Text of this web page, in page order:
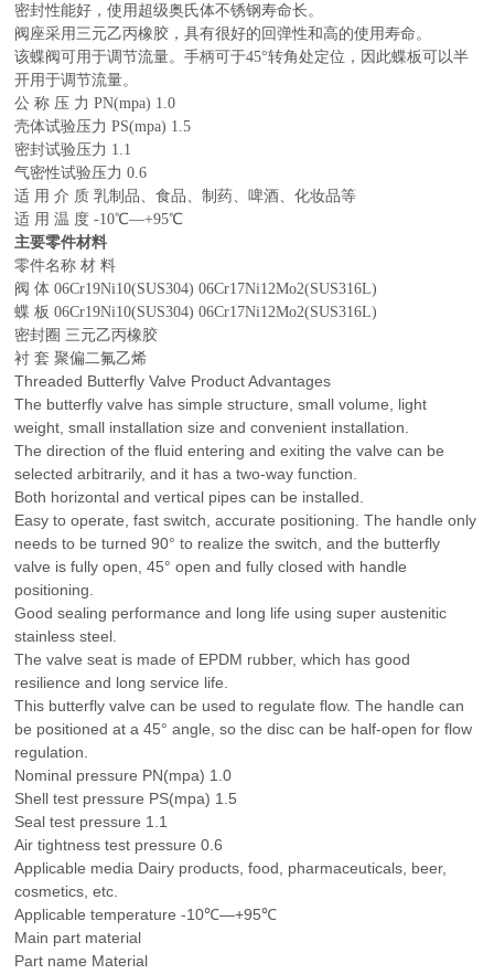
密封性能好，使用超级奥氏体不锈钢寿命长。
阀座采用三元乙丙橡胶，具有很好的回弹性和高的使用寿命。
该蝶阀可用于调节流量。手柄可于45°转角处定位，因此蝶板可以半
开用于调节流量。
公 称 压 力 PN(mpa) 1.0
壳体试验压力 PS(mpa) 1.5
密封试验压力 1.1
气密性试验压力 0.6
适 用 介 质 乳制品、食品、制药、啤酒、化妆品等
适 用 温 度 -10℃—+95℃
主要零件材料
零件名称 材 料
阀 体 06Cr19Ni10(SUS304) 06Cr17Ni12Mo2(SUS316L)
蝶 板 06Cr19Ni10(SUS304) 06Cr17Ni12Mo2(SUS316L)
密封圈 三元乙丙橡胶
衬 套 聚偏二氟乙烯
Threaded Butterfly Valve Product Advantages
The butterfly valve has simple structure, small volume, light
weight, small installation size and convenient installation.
The direction of the fluid entering and exiting the valve can be
selected arbitrarily, and it has a two-way function.
Both horizontal and vertical pipes can be installed.
Easy to operate, fast switch, accurate positioning. The handle only
needs to be turned 90° to realize the switch, and the butterfly
valve is fully open, 45° open and fully closed with handle
positioning.
Good sealing performance and long life using super austenitic
stainless steel.
The valve seat is made of EPDM rubber, which has good
resilience and long service life.
This butterfly valve can be used to regulate flow. The handle can
be positioned at a 45° angle, so the disc can be half-open for flow
regulation.
Nominal pressure PN(mpa) 1.0
Shell test pressure PS(mpa) 1.5
Seal test pressure 1.1
Air tightness test pressure 0.6
Applicable media Dairy products, food, pharmaceuticals, beer,
cosmetics, etc.
Applicable temperature -10℃—+95℃
Main part material
Part name Material